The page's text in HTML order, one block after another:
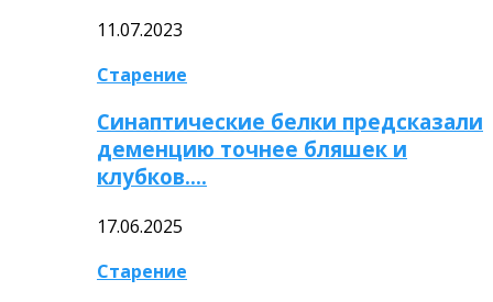
11.07.2023
Старение
Синаптические белки предсказали
деменцию точнее бляшек и
клубков….
17.06.2025
Старение